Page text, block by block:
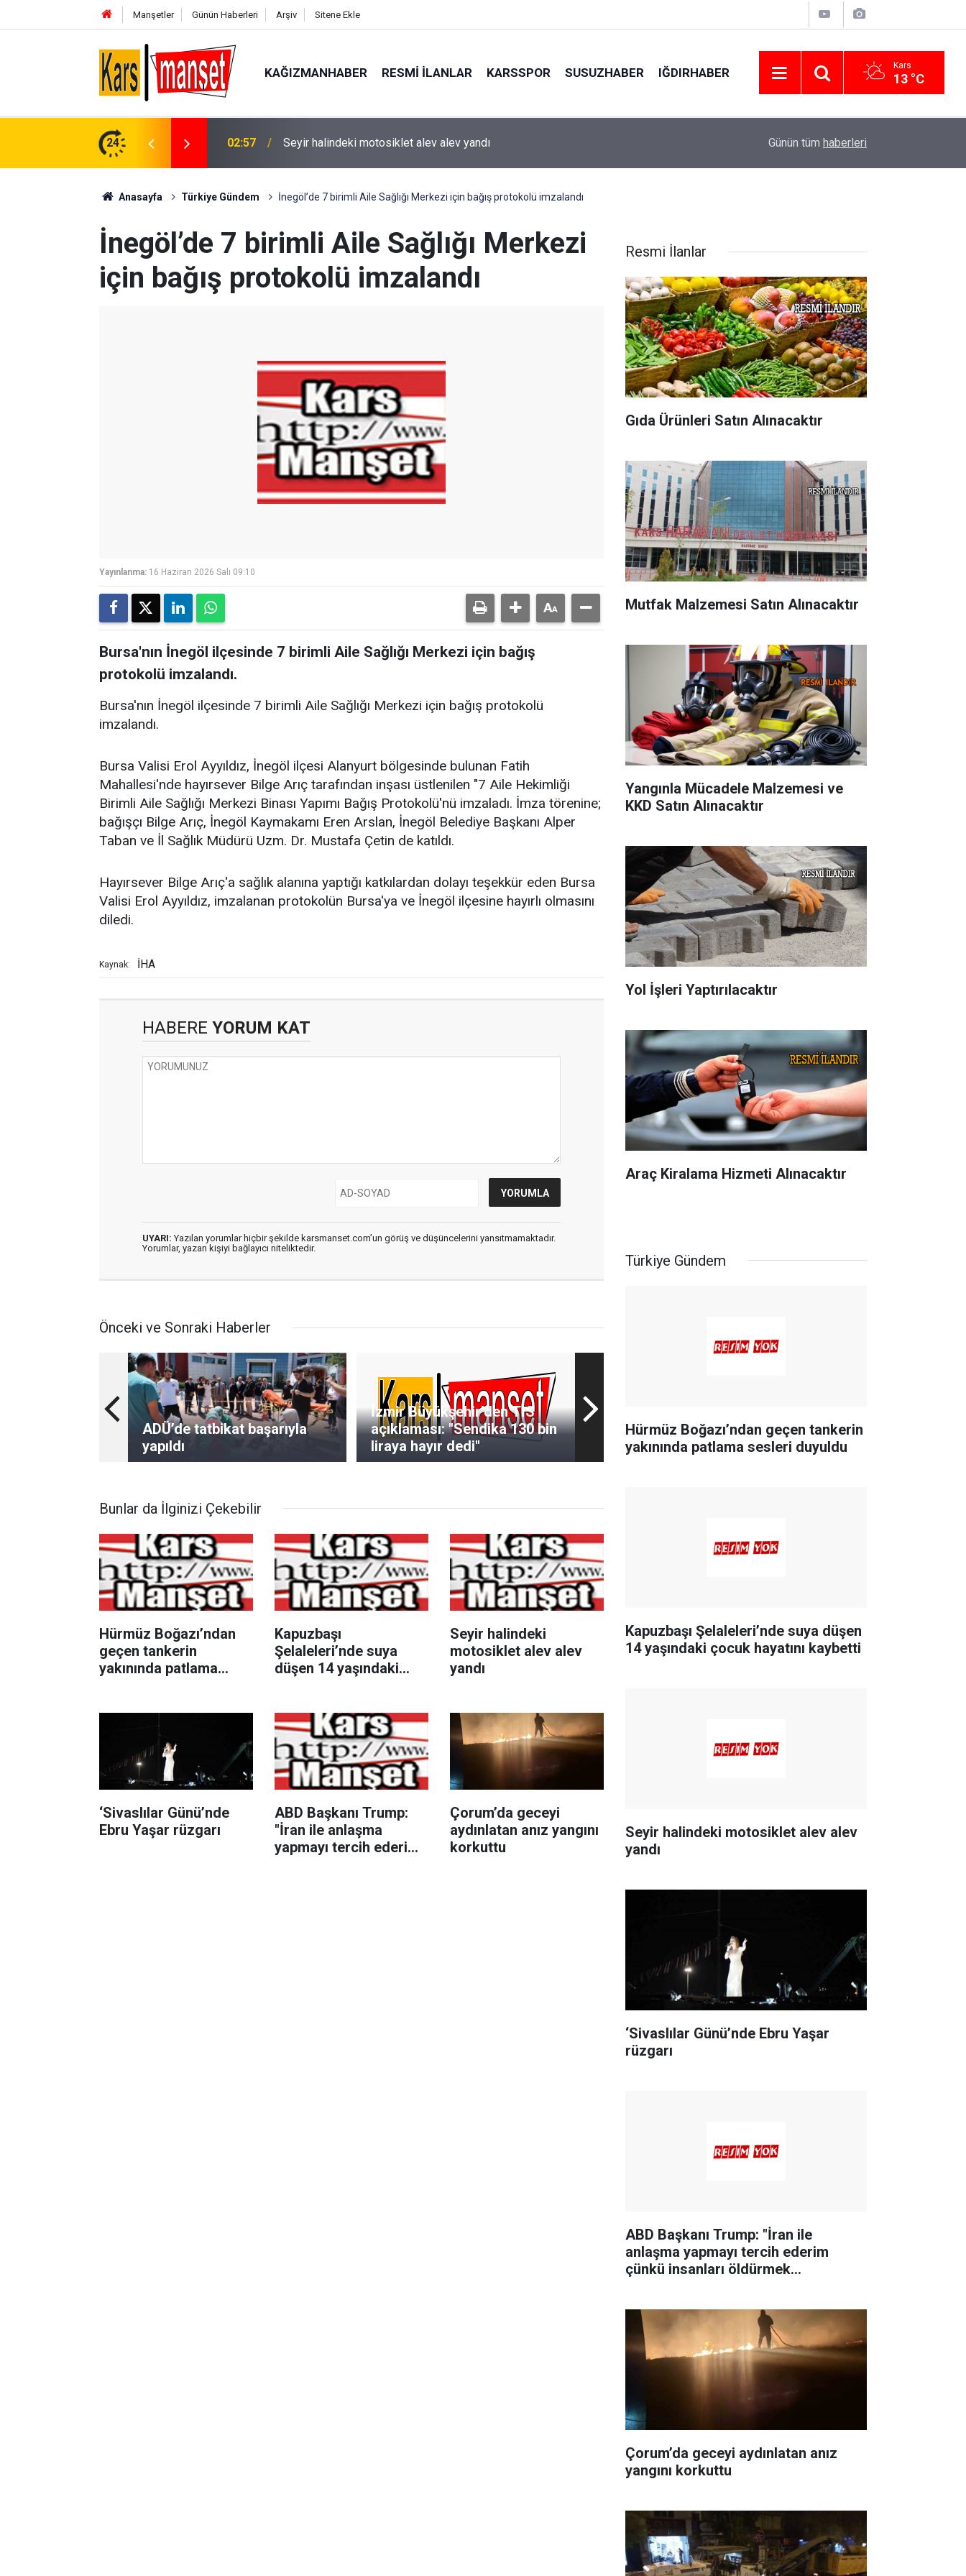
Manşetler Günün Haberleri Arşiv Sitene Ekle
KAĞIZMANHABER RESMI İLANLAR KARSSPOR SUSUZHABER IĞDIRHABER Kars
13 °C
24 02:31 ‘Sivaslılar Günü’nde Ebru Yaşar rüzgarı
öldürmek istemiyorum"
Günün tüm haberleri
Anasayfa Türkiye Gündem İnegöl’de 7 birimli Aile Sağlığı Merkezi için bağış protokolü imzalandı
İnegöl’de 7 birimli Aile Sağlığı Merkezi
için bağış protokolü imzalandı
Yayınlanma: 16 Haziran 2026 Salı 09:10
Bursa'nın İnegöl ilçesinde 7 birimli Aile Sağlığı Merkezi için bağış
protokolü imzalandı.
Bursa'nın İnegöl ilçesinde 7 birimli Aile Sağlığı Merkezi için bağış protokolü
imzalandı.
Bursa Valisi Erol Ayyıldız, İnegöl ilçesi Alanyurt bölgesinde bulunan Fatih
Mahallesi'nde hayırsever Bilge Arıç tarafından inşası üstlenilen "7 Aile Hekimliği
Birimli Aile Sağlığı Merkezi Binası Yapımı Bağış Protokolü'nü imzaladı. İmza törenine;
bağışçı Bilge Arıç, İnegöl Kaymakamı Eren Arslan, İnegöl Belediye Başkanı Alper
Taban ve İl Sağlık Müdürü Uzm. Dr. Mustafa Çetin de katıldı.
Hayırsever Bilge Arıç'a sağlık alanına yaptığı katkılardan dolayı teşekkür eden Bursa
Valisi Erol Ayyıldız, imzalanan protokolün Bursa'ya ve İnegöl ilçesine hayırlı olmasını
diledi.
Kaynak: İHA
HABERE YORUM KAT
UYARI: Yazılan yorumlar hiçbir şekilde karsmanset.com’un görüş ve düşüncelerini yansıtmamaktadır.
Yorumlar, yazan kişiyi bağlayıcı niteliktedir.
Önceki ve Sonraki Haberler
ADÜ’de tatbikat başarıyla
yapıldı
İzmir Büyükşehir’den TİS
açıklaması: "Sendika 130 bin
liraya hayır dedi"
Bunlar da İlginizi Çekebilir
Hürmüz Boğazı’ndan
geçen tankerin
yakınında patlama
Kapuzbaşı
Şelaleleri’nde suya
düşen 14 yaşındaki
Seyir halindeki
motosiklet alev alev
yandı
‘Sivaslılar Günü’nde
Ebru Yaşar rüzgarı
ABD Başkanı Trump:
"İran ile anlaşma
yapmayı tercih ederim
Çorum’da geceyi
aydınlatan anız yangını
korkuttu
Resmi İlanlar
Gıda Ürünleri Satın Alınacaktır
Mutfak Malzemesi Satın Alınacaktır
Yangınla Mücadele Malzemesi ve
KKD Satın Alınacaktır
Yol İşleri Yaptırılacaktır
Araç Kiralama Hizmeti Alınacaktır
Türkiye Gündem
Hürmüz Boğazı’ndan geçen tankerin
yakınında patlama sesleri duyuldu
Kapuzbaşı Şelaleleri’nde suya düşen
14 yaşındaki çocuk hayatını kaybetti
Seyir halindeki motosiklet alev alev
yandı
‘Sivaslılar Günü’nde Ebru Yaşar
rüzgarı
ABD Başkanı Trump: "İran ile
anlaşma yapmayı tercih ederim
çünkü insanları öldürmek
Çorum’da geceyi aydınlatan anız
yangını korkuttu